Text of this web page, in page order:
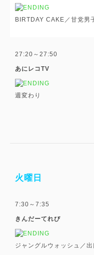
BIRTDAY CAKE／甘党男
27:20～27:50
あにレコTV
週変わり
火曜日
7:30～7:35
きんだーてれび
ジャングルウォッシュ／出